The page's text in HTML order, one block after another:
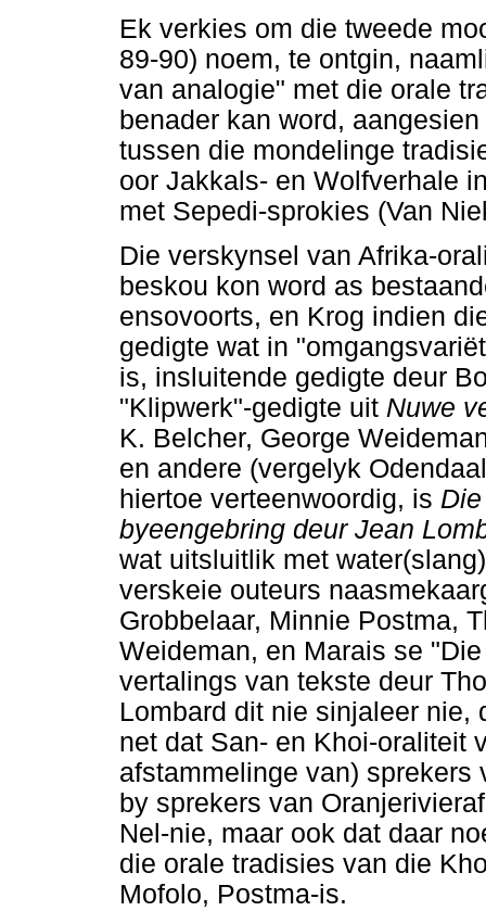
Ek verkies om die tweede
89-90) noem, te ontgin,
van analogie" met die orale
benader kan word,
tussen die mondelinge
oor Jakkals- en Wolfverhale
met Sepedi-sprokies (Van
Die verskynsel van Afrika-
beskou kon word as
ensovoorts, en Krog indien
gedigte wat in
is, insluitende gedigte deur
"Klipwerk"-gedigte uit Nuwe
K. Belcher, George
en andere (vergelyk
hiertoe verteenwoordig, is
byeengebring deur Jean
wat uitsluitlik met
verskeie outeurs
Grobbelaar, Minnie Postma,
Weideman, en Marais se
vertalings van tekste deur
Lombard dit nie sinjaleer nie,
net dat San- en Khoi-oraliteit
afstammelinge van) sprekers
by sprekers van
Nel-nie, maar ook dat daar
die orale tradisies van die
Mofolo, Postma-is.